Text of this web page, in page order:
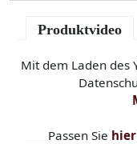
Produktvideo
Mit dem Laden des
Passen Sie hier